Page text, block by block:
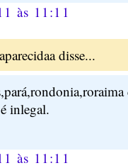
às 11:11
disse...
inlegal.
às 11:11